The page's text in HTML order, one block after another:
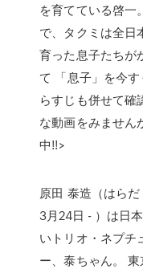
を育てている啓一
で、タクミは全日
育った息子たちが
て 「息子」を今
らすじも併せて確
な動画をみません
中!!>
原田 泰造（はらだ
3月24日 - ）は日
いトリオ・ネプチ
ー、泰ちゃん。